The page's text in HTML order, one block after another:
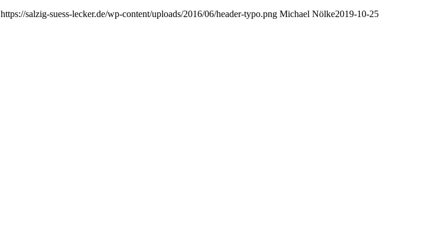
https://salzig-suess-lecker.de/wp-content/uploads/2016/06/header-typo.png Michael Nölke2019-10-25